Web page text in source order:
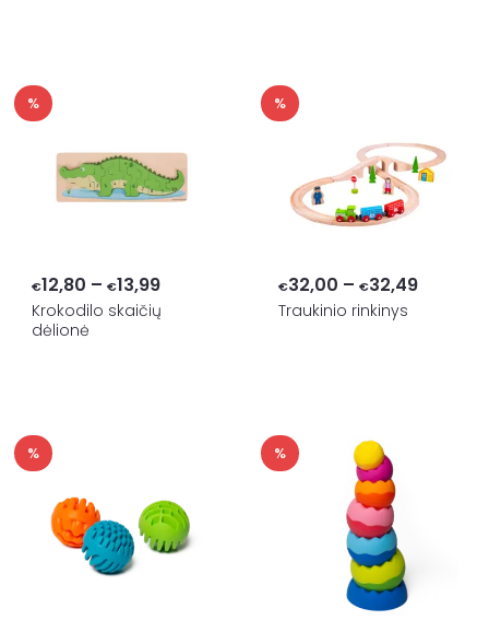
%
€12,80 – €13,99Price
range:
Krokodilo skaičių
dėlionė
%
€32,00 – €32,49Price
Traukinio rinkinys
% %